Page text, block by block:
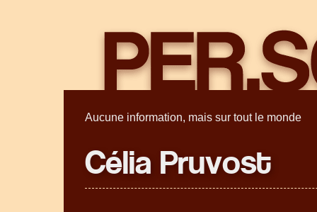
Aucune information, mais sur tout le monde
Célia Pruvost